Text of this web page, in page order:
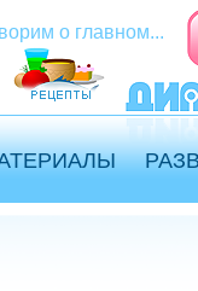
о главном...